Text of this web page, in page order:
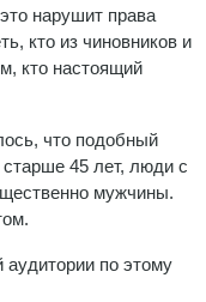
нарушит права
кто из чиновников и
кто настоящий
что подобный
45 лет, люди с
мужчины.
аудитории по этому